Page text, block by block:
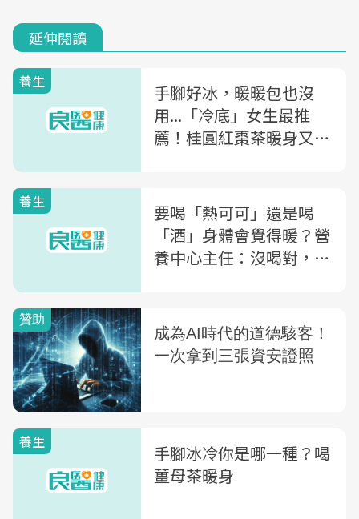
延伸閱讀
養生
手腳好冰，暖暖包也沒
用...「冷底」女生最推
薦！桂圓紅棗茶暖身又助
養生
要喝「熱可可」還是喝
「酒」身體會覺得暖？營
養中心主任：沒喝對，小
養生
手腳冰冷你是哪一種？喝
薑母茶暖身